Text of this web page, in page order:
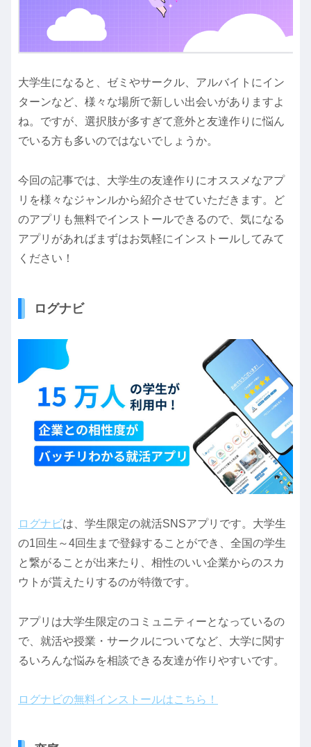
大学生になると、ゼミやサークル、アルバイトにイン
ターンなど、様々な場所で新しい出会いがありますよ
ね。ですが、選択肢が多すぎて意外と友達作りに悩ん
でいる方も多いのではないでしょうか。
今回の記事では、大学生の友達作りにオススメなアプ
リを様々なジャンルから紹介させていただきます。ど
のアプリも無料でインストールできるので、気になる
アプリがあればまずはお気軽にインストールしてみて
ください！
ログナビ
ログナビは、学生限定の就活SNSアプリです。大学生
の1回生～4回生まで登録することができ、全国の学生
と繋がることが出来たり、相性のいい企業からのスカ
ウトが貰えたりするのが特徴です。
アプリは大学生限定のコミュニティーとなっているの
で、就活や授業・サークルについてなど、大学に関す
るいろんな悩みを相談できる友達が作りやすいです。
ログナビの無料インストールはこちら！